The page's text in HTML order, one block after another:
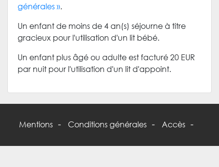
générales ».
Un enfant de moins de 4 an(s) séjourne à titre
gracieux pour l'utilisation d'un lit bébé.
Un enfant plus âgé ou adulte est facturé 20 EUR
par nuit pour l'utilisation d'un lit d'appoint.
Mentions - Conditions générales - Accès -